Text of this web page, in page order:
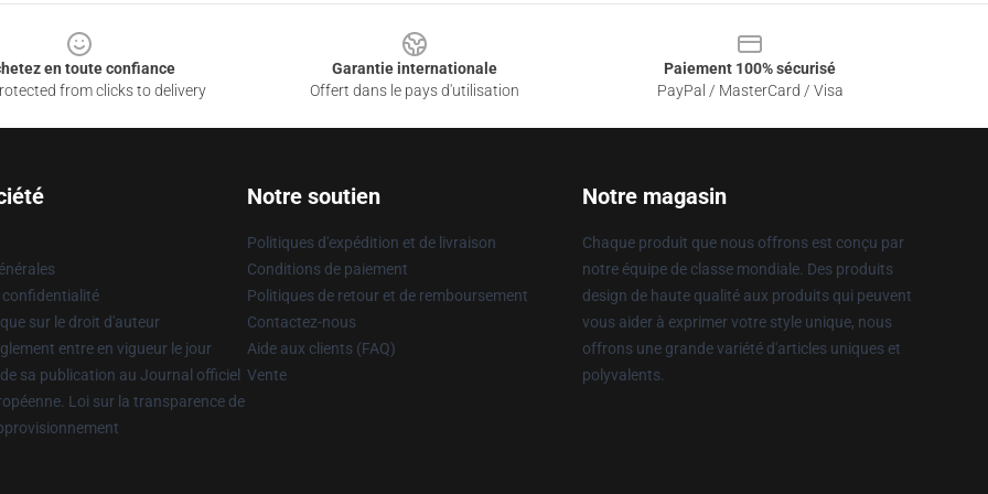
en toute confiance
from clicks to delivery
Garantie internationale
Offert dans le pays d'utilisation
Paiement 100% sécurisé
PayPal / MasterCard / Visa
confidentialité
sur le droit d'auteur
entre en vigueur le jour
sa publication au Journal officiel
Loi sur la transparence de
Notre soutien
Politiques d'expédition et de livraison
Conditions de paiement
Politiques de retour et de remboursement
Contactez-nous
Aide aux clients (FAQ)
Vente
Notre magasin
Chaque produit que nous offrons est conçu par
notre équipe de classe mondiale. Des produits
design de haute qualité aux produits qui peuvent
vous aider à exprimer votre style unique, nous
offrons une grande variété d'articles uniques et
polyvalents.